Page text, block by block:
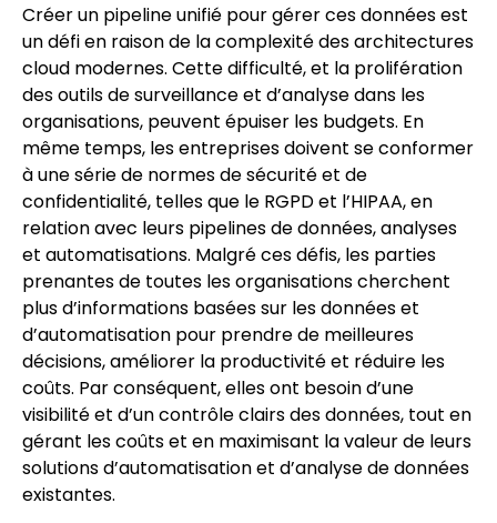
Créer un pipeline unifié pour gérer ces données est
un défi en raison de la complexité des architectures
cloud modernes. Cette difficulté, et la prolifération
des outils de surveillance et d’analyse dans les
organisations, peuvent épuiser les budgets. En
même temps, les entreprises doivent se conformer
à une série de normes de sécurité et de
confidentialité, telles que le RGPD et l’HIPAA, en
relation avec leurs pipelines de données, analyses
et automatisations. Malgré ces défis, les parties
prenantes de toutes les organisations cherchent
plus d’informations basées sur les données et
d’automatisation pour prendre de meilleures
décisions, améliorer la productivité et réduire les
coûts. Par conséquent, elles ont besoin d’une
visibilité et d’un contrôle clairs des données, tout en
gérant les coûts et en maximisant la valeur de leurs
solutions d’automatisation et d’analyse de données
existantes.